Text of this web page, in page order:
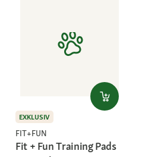
EXKLUSIV
FIT+FUN
Fit + Fun Training Pads